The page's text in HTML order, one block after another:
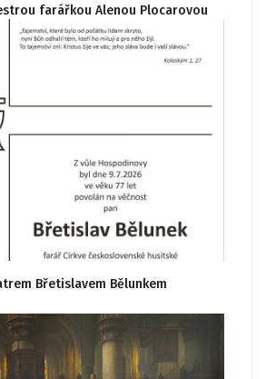
farářkou Alenou Plocarovou
Břetislavem Bělunkem